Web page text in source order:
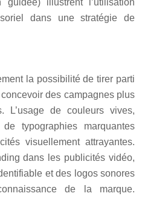
guidée) illustrent l’utilisation
dans une stratégie de
la possibilité de tirer parti
des campagnes plus
L’usage de couleurs vives,
typographies marquantes
visuellement attrayantes.
dans les publicités vidéo,
et des logos sonores
de la marque.